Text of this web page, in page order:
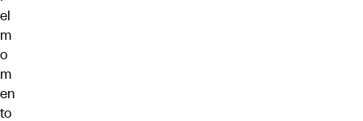
el
m
o
m
en
to